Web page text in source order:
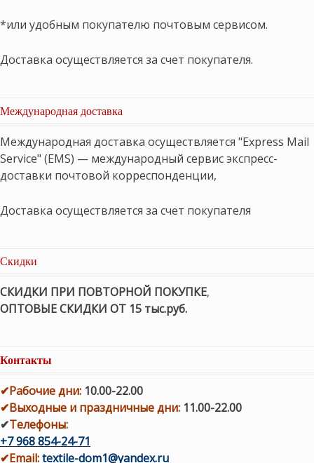
*или удобным покупателю почтовым сервисом.
Доставка осуществляется за счет покупателя.
Международная доставка
Международная доставка осуществляется "Express Mail
Service" (EMS) — международный сервис экспресс-
доставки почтовой корреспонденции,
Доставка осуществляется за счет покупателя
Скидки
СКИДКИ ПРИ ПОВТОРНОЙ ПОКУПКЕ,
ОПТОВЫЕ СКИДКИ ОТ 15 тыс.руб.
Контакты
✔Рабочие дни: 10.00-22.00
✔Выходные и праздничные дни: 11.00-22.00
✔Телефоны:
+7 968 854-24-71
✔Email:textile-dom1@yandex.ru